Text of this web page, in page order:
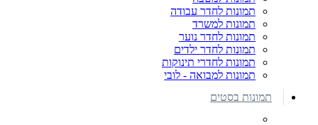
תמונות לחדר עבודה
תמונות למשרד
תמונות לחדר נוער
תמונות לחדר ילדים
תמונות לחדרי תינוקות
תמונות למבואה - לובי
תמונות בסטים